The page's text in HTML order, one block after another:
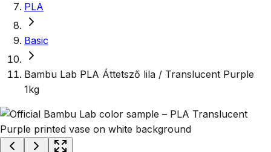
PLA
Basic
Bambu Lab PLA Áttetsző lila / Translucent Purple
1kg